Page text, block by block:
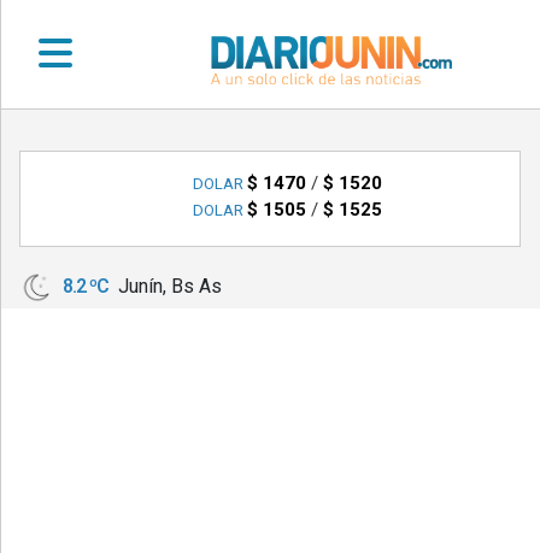
•
LOCALES
•
DOLAR $ 1470/ $ 1520
DOLAR $ 1505 / $ 1525
8.2 ºC Junín, Bs As